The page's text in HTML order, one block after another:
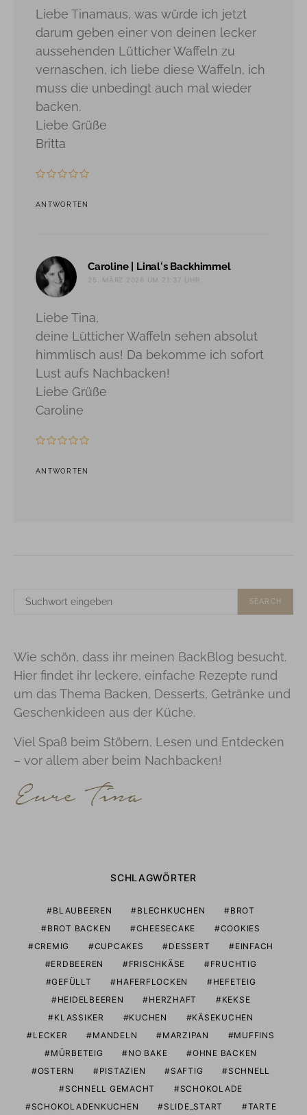
Liebe Tinamaus, was würde ich jetzt
darum geben einer von deinen lecker
aussehenden Lütticher Waffeln zu
vernaschen, ich liebe diese Waffeln, ich
muss die unbedingt auch mal wieder
backen.
Liebe Grüße
Britta
ANTWORTEN
Caroline | Linal's Backhimmelsagt:
25. MÄRZ 2026 UM 21:37 UHR
Liebe Tina,
deine Lütticher Waffeln sehen absolut
himmlisch aus! Da bekomme ich sofort
Lust aufs Nachbacken!
Liebe Grüße
Caroline
ANTWORTEN
SUCHE
SEARCH
Wie schön, dass ihr meinen BackBlog besucht.
Hier findet ihr leckere, einfache Rezepte rund
um das Thema Backen, Desserts, Getränke und
Geschenkideen aus der Küche.
Viel Spaß beim Stöbern, Lesen und Entdecken
– vor allem aber beim Nachbacken!
SCHLAGWÖRTER
BLAUBEEREN BLECHKUCHEN
BROT
BROT BACKEN
CHEESECAKE
COOKIES
CREMIG
CUPCAKES DESSERT
EINFACH
ERDBEEREN
FRISCHKÄSE
FRUCHTIG
GEFÜLLT
HAFERFLOCKEN
HEFETEIG
HEIDELBEEREN
HERZHAFT
KEKSE
KLASSIKER
KUCHEN
KÄSEKUCHEN
LECKER
MANDELN MARZIPAN
MUFFINS
MÜRBETEIG
NO BAKE
OHNE BACKEN
OSTERN
PISTAZIEN SAFTIG
SCHNELL
SCHNELL GEMACHT
SCHOKOLADE
SCHOKOLADENKUCHEN
SLIDE_START TARTE